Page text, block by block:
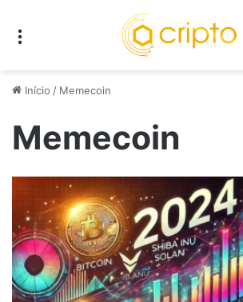
Início / Memecoin
Memecoin